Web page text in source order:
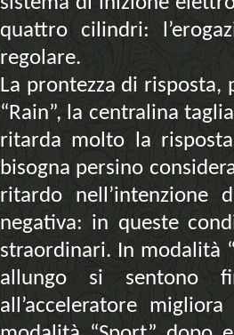
quattro cilindri:
regolare.
La prontezza di
“Rain”, la centralina
ritarda molto la
bisogna persino
ritardo
negativa: in queste
straordinari. In modalità
allungo si sentono
all’acceleratore